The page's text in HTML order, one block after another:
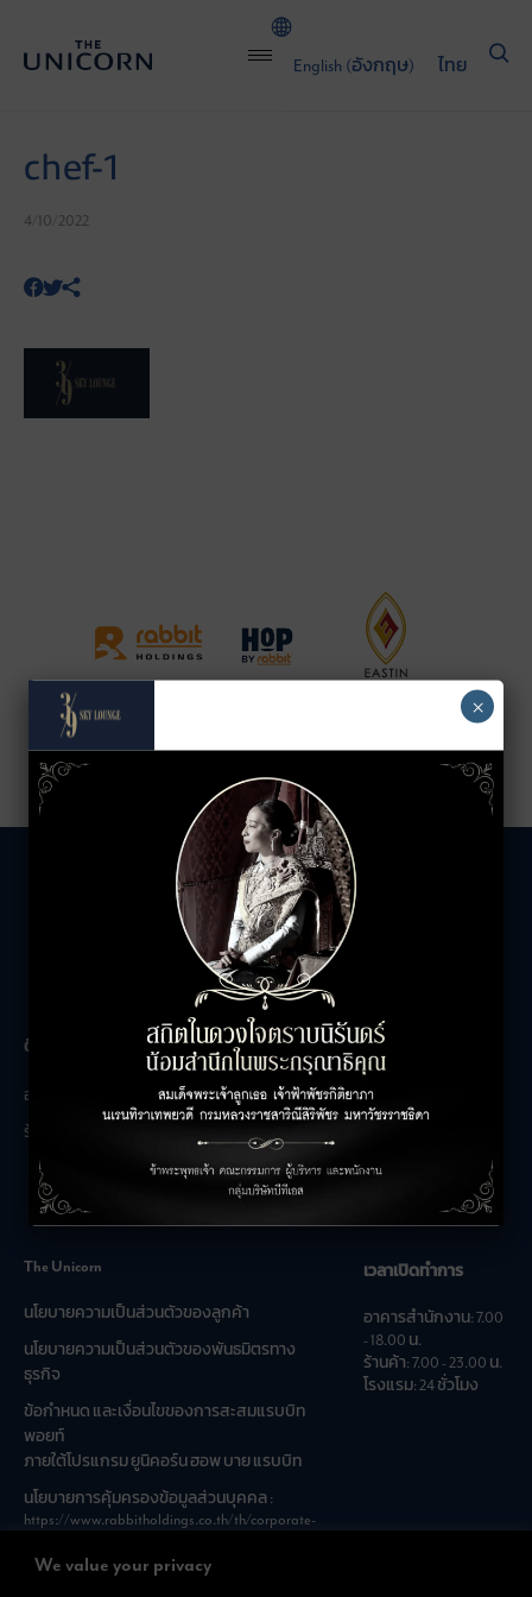
We value your privacy
English (อังกฤษ) ไทย
chef-1
4/10/2022
ติดต่อสอบถาม
อาคารสำนักงาน
ร้านค้า
The Unicorn
เกี่ยวกับเรา
ติดต่อเรา
คำถามที่พบบ่อย
The Unicorn
นโยบายความเป็นส่วนตัวของลูกค้า
นโยบายความเป็นส่วนตัวของพันธมิตรทาง
ธุรกิจ
ข้อกำหนด และเงื่อนไขของการสะสมแรบบิท
พอยท์
ภายใต้โปรแกรม ยูนิคอร์น ฮอพ บาย แรบบิท
นโยบายการคุ้มครองข้อมูลส่วนบุคคล :
https://www.rabbitholdings.co.th/th/corporate-
เวลาเปิดทำการ
อาคารสำนักงาน: 7.00
- 18.00 น.
ร้านค้า: 7.00 - 23.00 น.
โรงแรม: 24 ชั่วโมง
×